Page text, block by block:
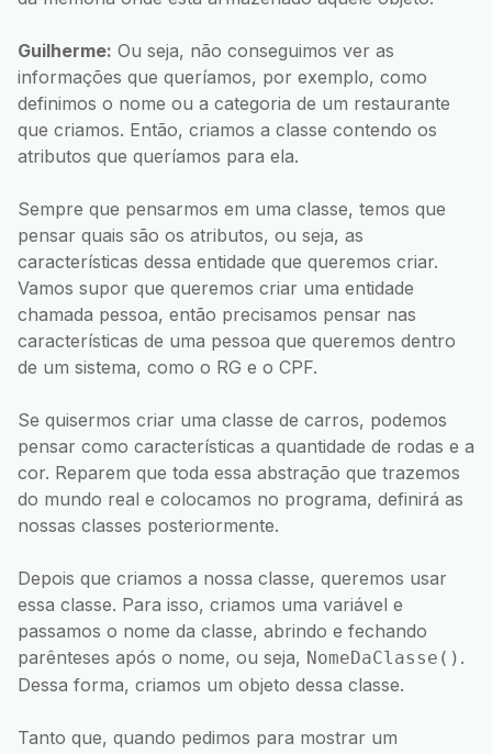
Guilherme: Ou seja, não conseguimos ver as
informações que queríamos, por exemplo, como
definimos o nome ou a categoria de um restaurante
que criamos. Então, criamos a classe contendo os
atributos que queríamos para ela.
Sempre que pensarmos em uma classe, temos que
pensar quais são os atributos, ou seja, as
características dessa entidade que queremos criar.
Vamos supor que queremos criar uma entidade
chamada pessoa, então precisamos pensar nas
características de uma pessoa que queremos dentro
de um sistema, como o RG e o CPF.
Se quisermos criar uma classe de carros, podemos
pensar como características a quantidade de rodas e a
cor. Reparem que toda essa abstração que trazemos
do mundo real e colocamos no programa, definirá as
nossas classes posteriormente.
Depois que criamos a nossa classe, queremos usar
essa classe. Para isso, criamos uma variável e
passamos o nome da classe, abrindo e fechando
parênteses após o nome, ou seja, NomeDaClasse() .
Dessa forma, criamos um objeto dessa classe.
Tanto que, quando pedimos para mostrar um